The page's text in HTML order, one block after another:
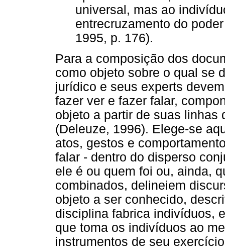
universal, mas ao
entrecruzamento do
1995, p. 176).
Para a composição dos
como objeto sobre o qual se
jurídico e seus experts
fazer ver e fazer falar,
objeto a partir de suas linhas
(Deleuze, 1996). Elege-se
atos, gestos e
falar - dentro do disperso
ele é ou quem foi ou, ainda,
combinados, delineiem
objeto a ser conhecido,
disciplina fabrica indivíduos,
que toma os indivíduos ao
instrumentos de seu